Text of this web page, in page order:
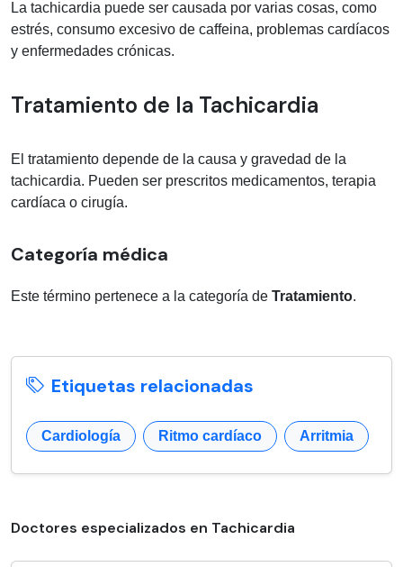
La tachicardia puede ser causada por varias cosas, como
estrés, consumo excesivo de caffeina, problemas cardíacos
y enfermedades crónicas.
Tratamiento de la Tachicardia
El tratamiento depende de la causa y gravedad de la
tachicardia. Pueden ser prescritos medicamentos, terapia
cardíaca o cirugía.
Categoría médica
Este término pertenece a la categoría de Tratamiento.
Etiquetas relacionadas
Cardiología Ritmo cardíaco Arritmia
Doctores especializados en Tachicardia